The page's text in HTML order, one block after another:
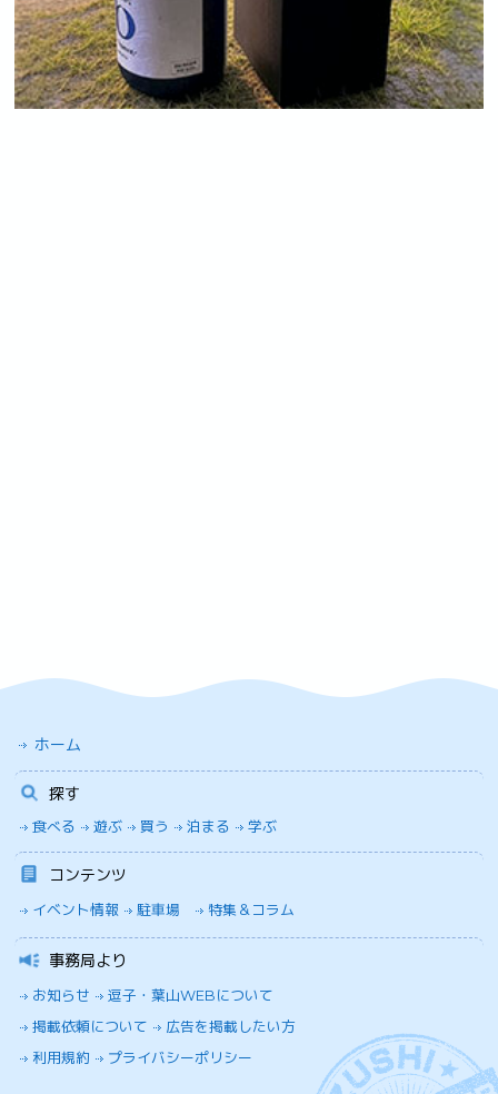
ホーム
探す
食べる 遊ぶ 買う 泊まる 学ぶ
コンテンツ
イベント情報 駐車場 特集＆コラム
事務局より
お知らせ
逗子・葉山WEBについて
掲載依頼について
広告を掲載したい方
利用規約
プライバシーポリシー